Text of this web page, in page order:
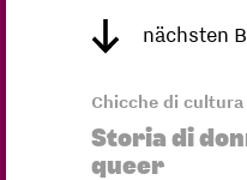
nächsten
Chicche di cultura
Storia di
queer